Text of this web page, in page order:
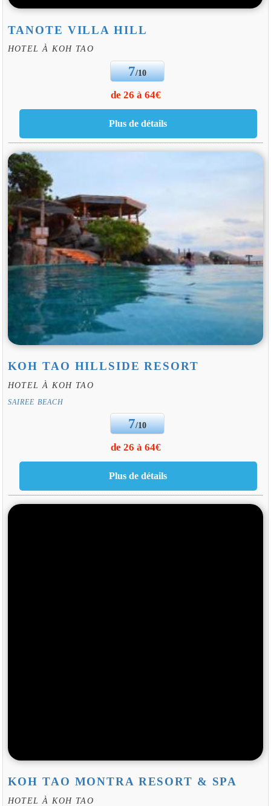
TANOTE VILLA HILL
HOTEL À KOH TAO
7/10
de 26 à 64€
KOH TAO HILLSIDE RESORT
HOTEL À KOH TAO
SAIREE BEACH
7/10
de 26 à 64€
KOH TAO MONTRA RESORT & SPA
HOTEL À KOH TAO